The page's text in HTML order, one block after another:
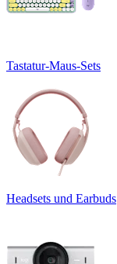
Tastatur-Maus-Sets
Headsets und Earbuds